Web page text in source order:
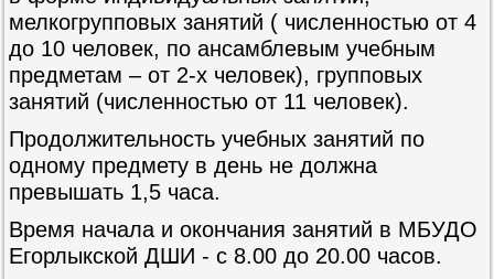
мелкогрупповых занятий ( численностью от 4
до 10 человек, по ансамблевым учебным
предметам – от 2-х человек), групповых
занятий (численностью от 11 человек).
Продолжительность учебных заня­тий по
одному предмету в день не должна
превышать 1,5 часа.
Время начала и окончания занятий в МБУДО
Егорлыкской ДШИ - с 8.00 до 20.00 часов.